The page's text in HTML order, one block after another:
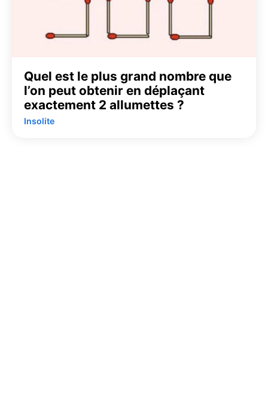
Quel est le plus grand nombre que
l’on peut obtenir en déplaçant
exactement 2 allumettes ?
Insolite